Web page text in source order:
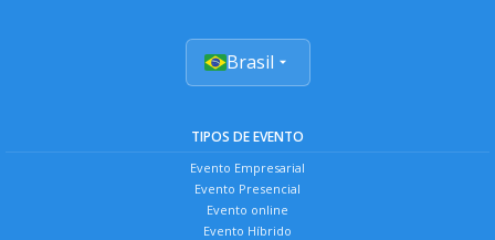
Maria da Conceição Silva Ramos
Mikaele Regina Barbosa da Silva
Rilarry Antônia Lima da Silva Sousa
Sabrina da Silva Reis de Almeida
Brasil
TIPOS DE EVENTO
Evento Empresarial
Evento Presencial
Evento online
Evento Híbrido